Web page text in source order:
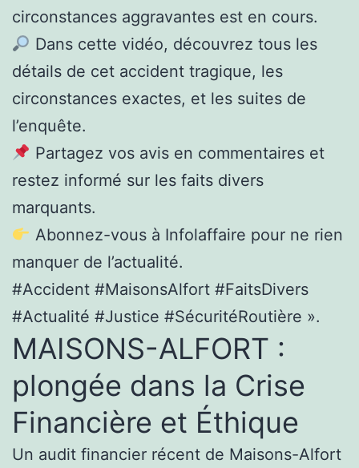
circonstances aggravantes est en cours.
Dans cette vidéo, découvrez tous les
détails de cet accident tragique, les
circonstances exactes, et les suites de
l’enquête.
Partagez vos avis en commentaires et
restez informé sur les faits divers
marquants.
Abonnez-vous à Infolaffaire pour ne rien
manquer de l’actualité.
#Accident #MaisonsAlfort #FaitsDivers
#Actualité #Justice #SécuritéRoutière ».
MAISONS-ALFORT :
plongée dans la Crise
Financière et Éthique
Un audit financier récent de Maisons-Alfort